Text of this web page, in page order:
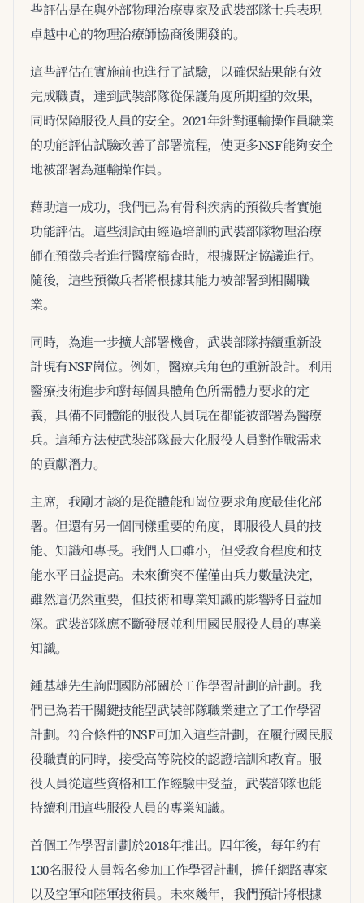
些評估是在與外部物理治療專家及武裝部隊士兵表現
卓越中心的物理治療師協商後開發的。
這些評估在實施前也進行了試驗，以確保結果能有效
完成職責，達到武裝部隊從保護角度所期望的效果，
同時保障服役人員的安全。2021年針對運輸操作員職業
的功能評估試驗改善了部署流程，使更多NSF能夠安全
地被部署為運輸操作員。
藉助這一成功，我們已為有骨科疾病的預徵兵者實施
功能評估。這些測試由經過培訓的武裝部隊物理治療
師在預徵兵者進行醫療篩查時，根據既定協議進行。
隨後，這些預徵兵者將根據其能力被部署到相關職
業。
同時，為進一步擴大部署機會，武裝部隊持續重新設
計現有NSF崗位。例如，醫療兵角色的重新設計。利用
醫療技術進步和對每個具體角色所需體力要求的定
義，具備不同體能的服役人員現在都能被部署為醫療
兵。這種方法使武裝部隊最大化服役人員對作戰需求
的貢獻潛力。
主席，我剛才談的是從體能和崗位要求角度最佳化部
署。但還有另一個同樣重要的角度，即服役人員的技
能、知識和專長。我們人口雖小，但受教育程度和技
能水平日益提高。未來衝突不僅僅由兵力數量決定，
雖然這仍然重要，但技術和專業知識的影響將日益加
深。武裝部隊應不斷發展並利用國民服役人員的專業
知識。
鍾基雄先生詢問國防部關於工作學習計劃的計劃。我
們已為若干關鍵技能型武裝部隊職業建立了工作學習
計劃。符合條件的NSF可加入這些計劃，在履行國民服
役職責的同時，接受高等院校的認證培訓和教育。服
役人員從這些資格和工作經驗中受益，武裝部隊也能
持續利用這些服役人員的專業知識。
首個工作學習計劃於2018年推出。四年後，每年約有
130名服役人員報名參加工作學習計劃，擔任網路專家
以及空軍和陸軍技術員。未來幾年，我們預計將根據